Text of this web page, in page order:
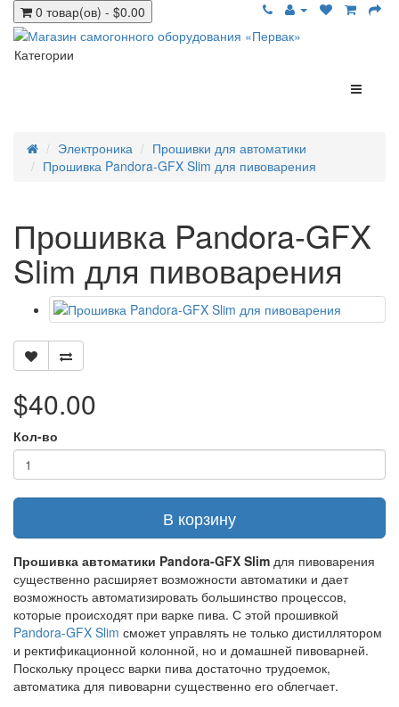
0 товар(ов) - $0.00
Категории
Электроника
Прошивки для автоматики
Прошивка Pandora-GFX Slim для пивоварения
Прошивка Pandora-GFX
Slim для пивоварения
$40.00
Кол-во
В корзину
Прошивка автоматики Pandora-GFX Slim для пивоварения
существенно расширяет возможности автоматики и дает
возможность автоматизировать большинство процессов,
которые происходят при варке пива. С этой прошивкой
Pandora-GFX Slim сможет управлять не только дистиллятором
и ректификационной колонной, но и домашней пивоварней.
Поскольку процесс варки пива достаточно трудоемок,
автоматика для пивоварни существенно его облегчает.